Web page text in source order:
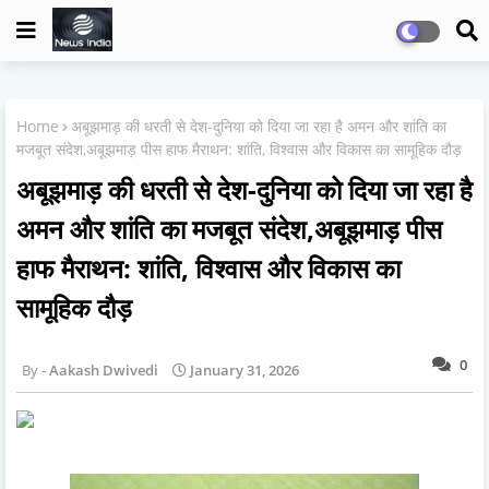
Home
अबूझमाड़ की धरती से देश-दुनिया को दिया जा रहा है अमन और शांति का
मजबूत संदेश,अबूझमाड़ पीस हाफ मैराथन: शांति, विश्वास और विकास का सामूहिक दौड़
अबूझमाड़ की धरती से देश-दुनिया को दिया जा रहा है
अमन और शांति का मजबूत संदेश,अबूझमाड़ पीस
हाफ मैराथन: शांति, विश्वास और विकास का
सामूहिक दौड़
0
Aakash Dwivedi January 31, 2026